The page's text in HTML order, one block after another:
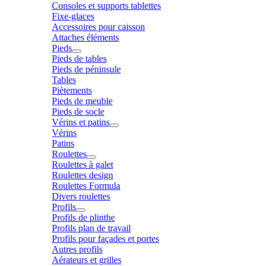
Consoles et supports tablettes
Fixe-glaces
Accessoires pour caisson
Attaches éléments
Pieds
Pieds de tables
Pieds de péninsule
Tables
Piètements
Pieds de meuble
Pieds de socle
Vérins et patins
Vérins
Patins
Roulettes
Roulettes à galet
Roulettes design
Roulettes Formula
Divers roulettes
Profils
Profils de plinthe
Profils plan de travail
Profils pour façades et portes
Autres profils
Aérateurs et grilles